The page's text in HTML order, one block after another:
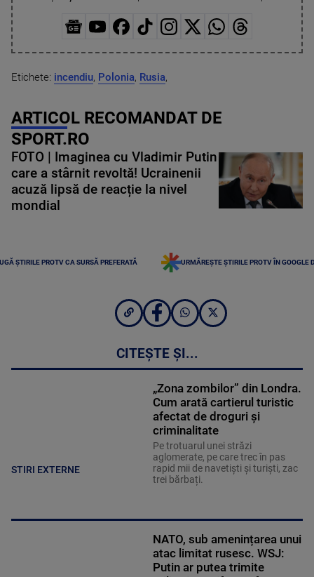
Etichete: incendiu, Polonia, Rusia,
ARTICOL RECOMANDAT DE
SPORT.RO
FOTO | Imaginea cu Vladimir Putin
care a stârnit revoltă! Ucrainenii
acuză lipsă de reacție la nivel
mondial
ȘTIRILE PROTV CA SURSĂ PREFERATĂ URMĂREȘTE ȘTIRILE PROTV ÎN GOOGLE
CITEȘTE ȘI...
STIRI EXTERNE
„Zona zombilor” din Londra.
Cum arată cartierul turistic
afectat de droguri și
criminalitate
Pe trotuarul unei străzi
aglomerate, pe care trec în pas
rapid mii de navetiști și turiști, zac
trei bărbați.
NATO, sub amenințarea unui
atac limitat rusesc. WSJ:
Putin ar putea trimite